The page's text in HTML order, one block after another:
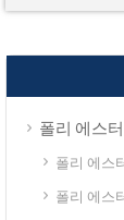
폴리 에스
폴리 에스
폴리 에스